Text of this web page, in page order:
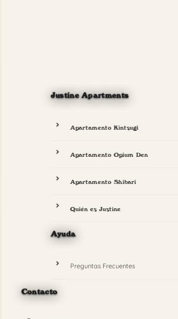
Justine Apartments
Apartamento Kintsugi
Apartamento Opium Den
Apartamento Shibari
Quién es Justine
Ayuda
Preguntas Frecuentes
Contacto